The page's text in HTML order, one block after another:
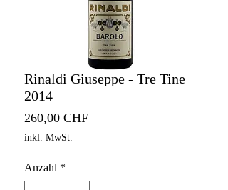
Rinaldi Giuseppe - Tre Tine
2014
260,00 CHFPreis
inkl. MwSt.
Anzahl *